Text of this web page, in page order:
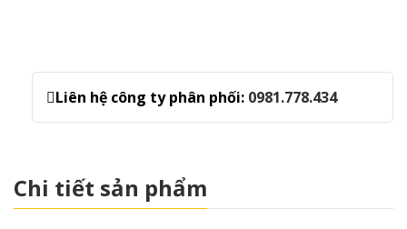
Liên hệ công ty phân phối: 0981.778.434
Chi tiết sản phẩm